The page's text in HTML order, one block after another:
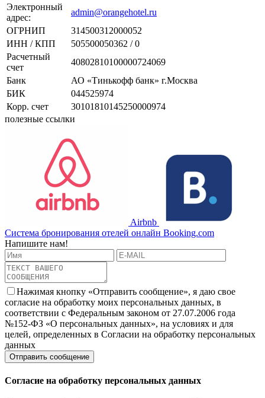
Электронный
адрес:
admin@orangehotel.ru
ОГРНИП
314500312000052
ИНН / КПП
505500050362 / 0
Расчетный
счет
40802810100000724069
Банк
АО «Тинькофф банк» г.Москва
БИК
044525974
Корр. счет
30101810145250000974
полезные ссылки
Airbnb
Система бронирования отелей онлайн Booking.com
Напишите нам!
Нажимая кнопку «Отправить сообщение», я даю свое
согласие на обработку моих персональных данных, в
соответствии с Федеральным законом от 27.07.2006 года
№152-ФЗ «О персональных данных», на условиях и для
целей, определенных в Согласии на обработку персональных
данных
Согласие на обработку персональных данных